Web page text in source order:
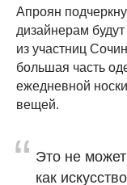
Апроян
дизайнерам
из участниц
большая часть
ежедневной
вещей.
“ Это не
как
Каталог